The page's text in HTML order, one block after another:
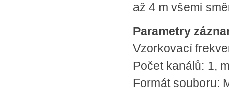
až 4 m všemi
Parametry
Vzorkovací
Počet kanálů: 1,
Formát souboru: